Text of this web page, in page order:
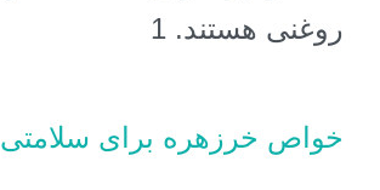
روغنی هستند. 1
خواص خرزهره برای سلامتی